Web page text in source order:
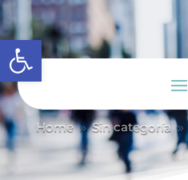
Abrir barra de herramientas
Home 9 Sin categoría 9